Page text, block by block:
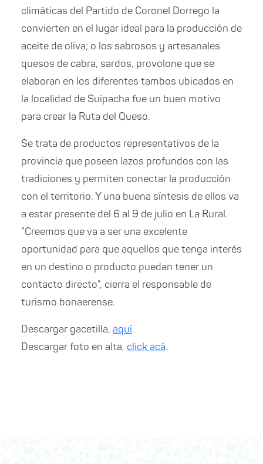
climáticas del Partido de Coronel Dorrego la
convierten en el lugar ideal para la producción de
aceite de oliva; o los sabrosos y artesanales
quesos de cabra, sardos, provolone que se
elaboran en los diferentes tambos ubicados en
la localidad de Suipacha fue un buen motivo
para crear la Ruta del Queso.
Se trata de productos representativos de la
provincia que poseen lazos profundos con las
tradiciones y permiten conectar la producción
con el territorio. Y una buena síntesis de ellos va
a estar presente del 6 al 9 de julio en La Rural.
“Creemos que va a ser una excelente
oportunidad para que aquellos que tenga interés
en un destino o producto puedan tener un
contacto directo”, cierra el responsable de
turismo bonaerense.
Descargar gacetilla, aquí.
Descargar foto en alta, click acá.